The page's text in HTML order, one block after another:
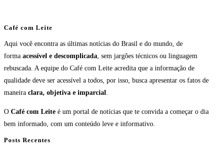
Café com Leite
Aqui você encontra as últimas notícias do Brasil e do mundo, de
forma acessível e descomplicada, sem jargões técnicos ou linguagem
rebuscada. A equipe do Café com Leite acredita que a informação de
qualidade deve ser acessível a todos, por isso, busca apresentar os fatos de
maneira clara, objetiva e imparcial.
O Café com Leite é um portal de notícias que te convida a começar o dia
bem informado, com um conteúdo leve e informativo.
Posts Recentes